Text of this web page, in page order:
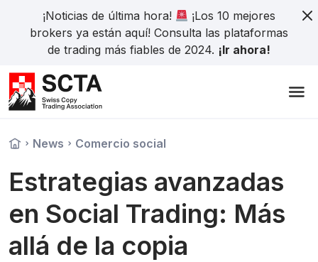
¡Noticias de última hora!
¡Los 10 mejores
brokers ya están aquí! Consulta las plataformas
de trading más fiables de 2024. ¡Ir ahora!
News Comercio social
Estrategias avanzadas
en Social Trading: Más
allá de la copia